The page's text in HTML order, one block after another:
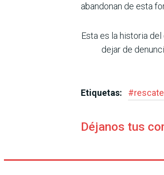
abandonan de esta
Esta es la historia
dejar de
Etiquetas: #rescate
Déjanos tus